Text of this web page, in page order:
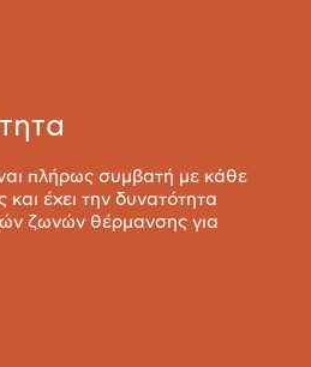
πλήρως συμβατή με κάθε
έχει την δυνατότητα
ζωνών θέρμανσης για